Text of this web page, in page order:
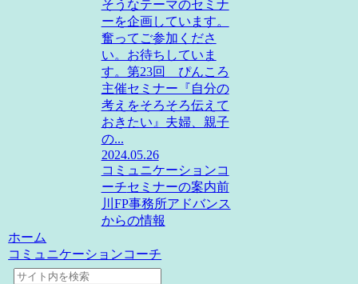
そうなテーマのセミナ
ーを企画しています。
奮ってご参加くださ
い。お待ちしていま
す。第23回 ぴんころ
主催セミナー『自分の
考えをそろそろ伝えて
おきたい』夫婦、親子
の...
2024.05.26
コミュニケーションコ
ーチセミナーの案内前
川FP事務所アドバンス
からの情報
ホーム
コミュニケーションコーチ